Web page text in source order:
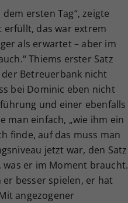
ersten Tag“, zeigte
erfüllt, das war extrem
als erwartet – aber im
Thiems erster Satz
Betreuerbank nicht
bei Dominic eben nicht
und einer ebenfalls
man einfach, „wie ihm ein
finde, auf das muss man
jetzt war, den Satz
was er im Moment braucht.
besser spielen, er hat
angezogener